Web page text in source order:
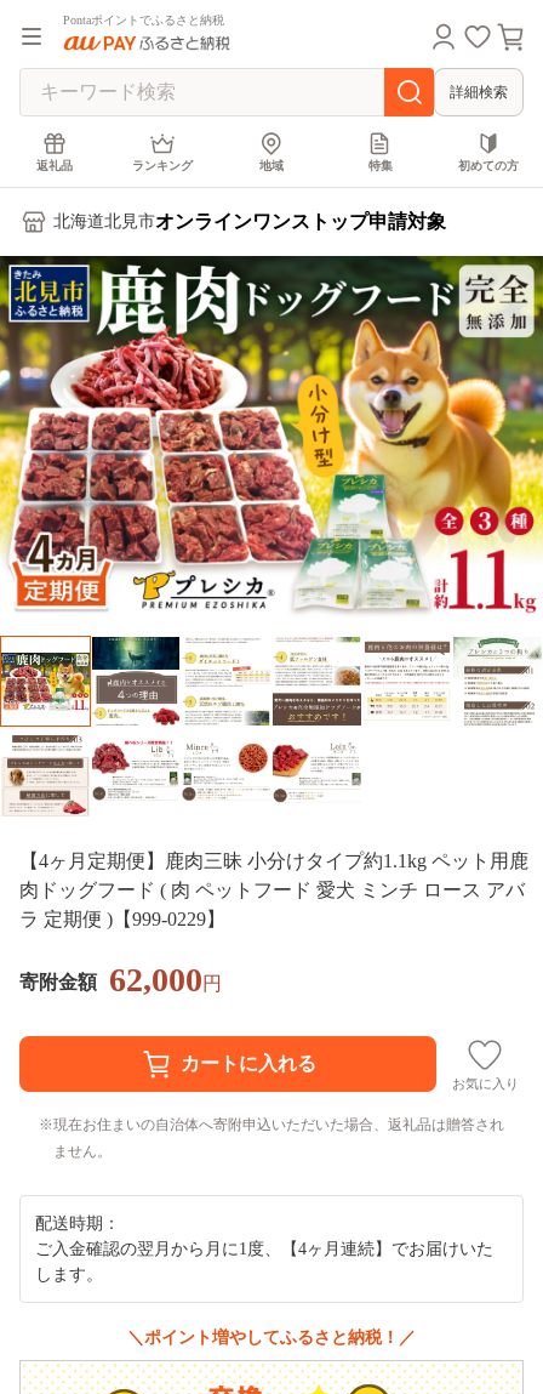
Pontaポイントでふるさと納税
詳細検索
返礼品 ランキング 地域 特集 初めての方
北海道北見市オンラインワンストップ申請対象
【4ヶ月定期便】鹿肉三昧 小分けタイプ約1.1kg ペット用鹿
肉ドッグフード ( 肉 ペットフード 愛犬 ミンチ ロース アバ
ラ 定期便 )【999-0229】
寄附金額 62,000円
お気に入り
現在お住まいの自治体へ寄附申込いただいた場合、返礼品は贈答され
ません。
配送時期：
ご入金確認の翌月から月に1度、【4ヶ月連続】でお届けいた
します。
＼ポイント増やしてふるさと納税！／